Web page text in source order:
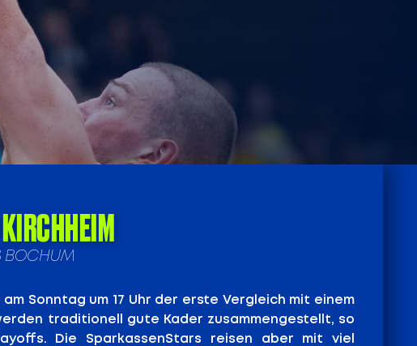
BOCHUM
Sonntag um 17 Uhr der erste Vergleich mit einem
traditionell gute Kader zusammengestellt, so
Die SparkassenStars reisen aber mit viel